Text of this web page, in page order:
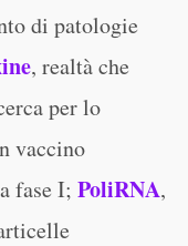
di patologie
, realtà che
per lo
vaccino
fase I; PoliRNA,